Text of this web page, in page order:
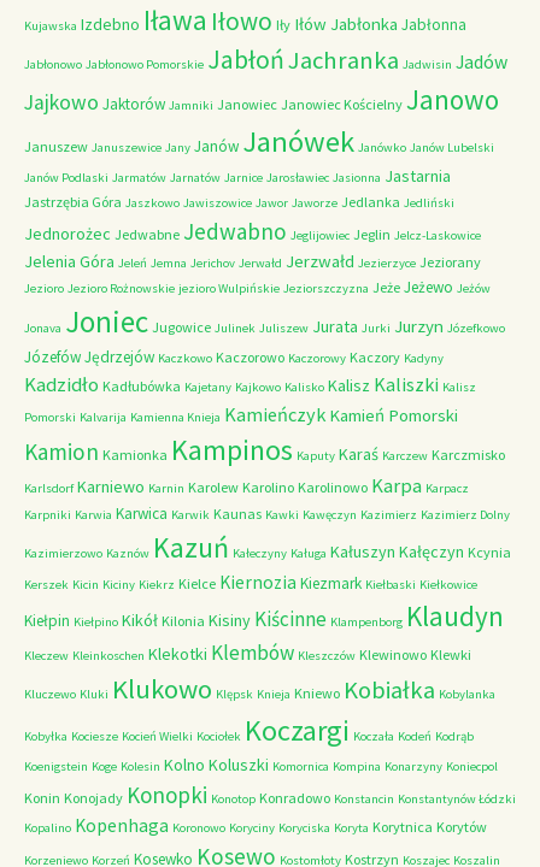
Kujawska Izdebno Iława Iłowo Iły Iłów Jabłonka Jabłonna
Jabłonowo Jabłonowo Pomorskie JabłońJachranka Jadwisin Jadów
Jajkowo Jaktorów Jamniki Janowiec Janowiec Kościelny Janowo
Januszew Januszewice Jany Janów Janówek Janówko Janów Lubelski
Janów Podlaski Jarmatów Jarnatów Jarnice Jarosławiec Jasionna Jastarnia
Jastrzębia Góra Jaszkowo Jawiszowice Jawor Jaworze Jedlanka Jedliński
Jednorożec Jedwabne Jedwabno Jeglijowiec Jeglin Jelcz-Laskowice
Jelenia Góra Jeleń Jemna Jerichov Jerwałd Jerzwałd Jezierzyce Jeziorany
Jezioro Jezioro Rożnowskie jezioro Wulpińskie Jeziorszczyzna Jeże Jeżewo Jeżów
Jonava Joniec Jugowice Julinek Juliszew Jurata Jurki Jurzyn Józefkowo
JózefówJędrzejów Kaczkowo Kaczorowo Kaczorowy Kaczory Kadyny
Kadzidło Kadłubówka Kajetany Kajkowo Kalisko Kalisz Kaliszki Kalisz
Pomorski Kalvarija Kamienna Knieja Kamieńczyk Kamień Pomorski
Kamion Kamionka Kampinos Kaputy Karaś Karczew Karczmisko
Karlsdorf Karniewo Karnin Karolew Karolino Karolinowo Karpa Karpacz
Karpniki Karwia Karwica Karwik Kaunas Kawki Kawęczyn Kazimierz Kazimierz Dolny
Kazimierzowo Kaznów Kazuń Kałeczyny Kaługa Kałuszyn Kałęczyn Kcynia
Kerszek Kicin Kiciny Kiekrz Kielce Kiernozia Kiezmark Kiełbaski Kiełkowice
Kiełpin Kiełpino Kikół Kilonia Kisiny Kiścinne Klampenborg Klaudyn
Kleczew Kleinkoschen Klekotki Klembów Kleszczów Klewinowo Klewki
Kluczewo Kluki Klukowo Klępsk Knieja Kniewo Kobiałka Kobylanka
Kobyłka Kociesze Kocień Wielki Kociołek Koczargi Koczała Kodeń Kodrąb
Koenigstein Koge Kolesin Kolno Koluszki Komornica Kompina Konarzyny Koniecpol
Konin Konojady Konopki Konotop Konradowo Konstancin Konstantynów Łódzki
Kopalino Kopenhaga Koronowo Koryciny Koryciska Koryta Korytnica Korytów
Korzeniewo Korzeń Kosewko Kosewo Kostomłoty Kostrzyn Koszajec Koszalin